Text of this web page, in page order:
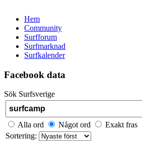
Hem
Community
Surfforum
Surfmarknad
Surfkalender
Facebook data
Sök Surfsverige
Alla ord Något ord
Exakt fras
Sortering: